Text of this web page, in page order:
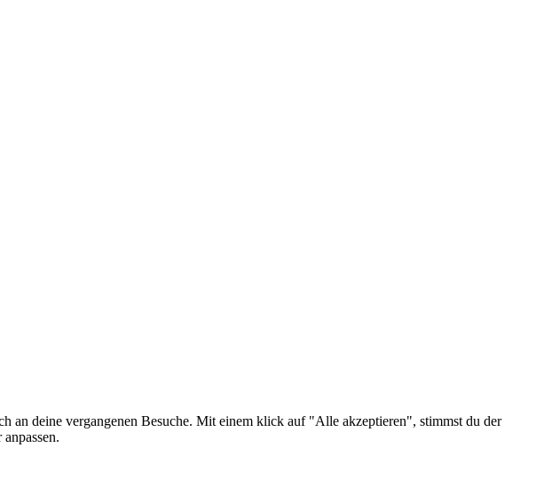
an deine vergangenen Besuche. Mit einem klick auf "Alle akzeptieren", stimmst du der